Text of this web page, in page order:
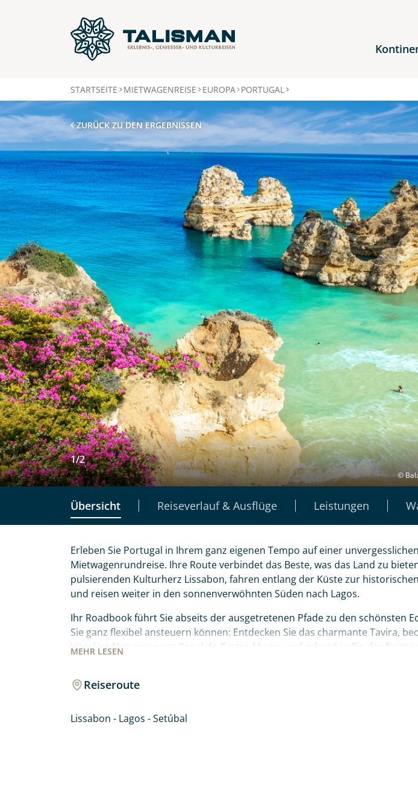
STARTSEITE MIETWAGENREISE EUROPA PORTUGAL
ZURÜCK ZU DEN ERGEBNISSEN
1/2
©
Übersicht Reiseverlauf & Ausflüge Leistungen
MEHR LESEN
Erleben Sie Portugal in Ihrem ganz eigenen Tempo auf einer unvergesslichen
Mietwagenrundreise. Ihre Route verbindet das Beste, was das Land zu
pulsierenden Kulturherz Lissabon, fahren entlang der Küste zur
und reisen weiter in den sonnenverwöhnten Süden nach Lagos.
Ihr Roadbook führt Sie abseits der ausgetretenen Pfade zu den schönsten
Sie ganz flexibel ansteuern können: Entdecken Sie das charmante Tavira,
Vögel im Naturreservat Sapal de Castro Marim und erkunden Sie das
hinauf in die idyllische Bergwelt von Monchique. Ihr ganz persönliches
Reiseroute
Lissabon - Lagos - Setúbal